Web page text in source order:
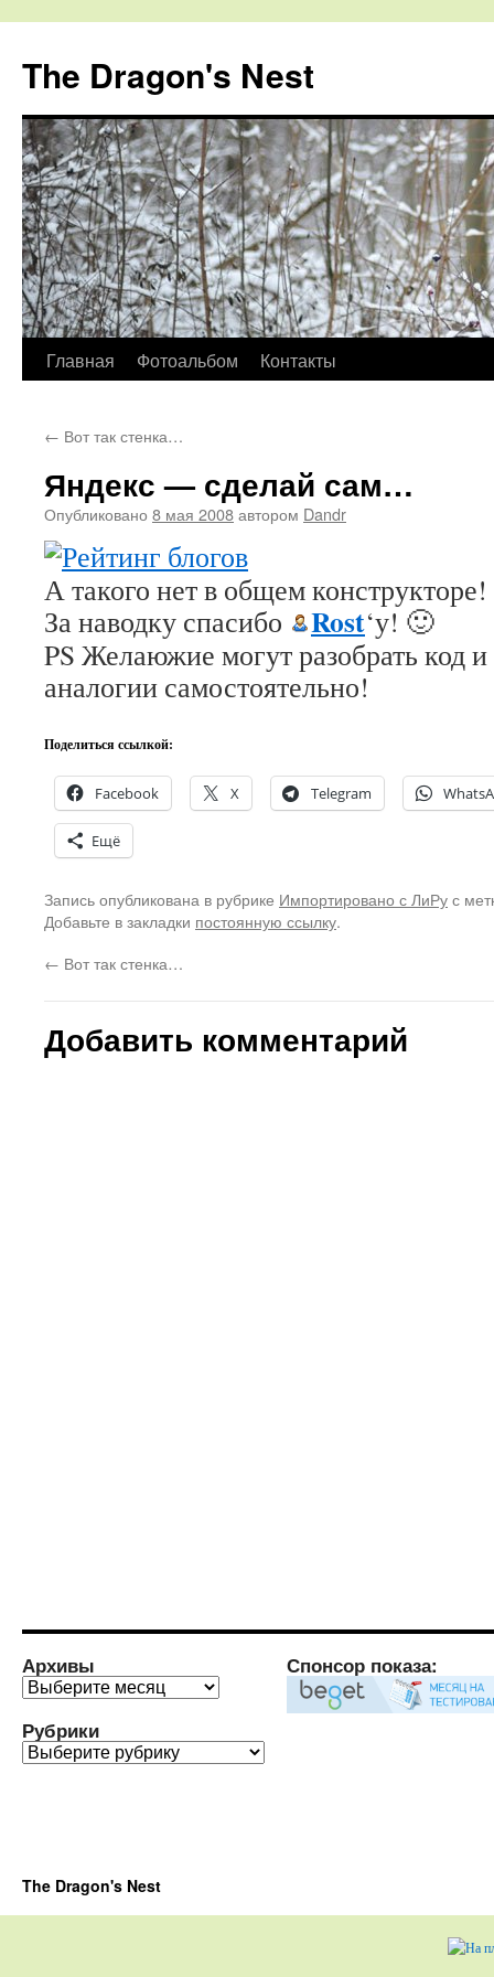
The Dragon's Nest
Перейти
содержимому
Главная Фотоальбом Контакты
← Вот так стенка…
Яндекс — сделай сам…
Опубликовано 8 мая 2008автором Dandr
А такого нет в общем
За наводку спасибо
Rost‘у! 🙂
PS Желаюжие могут разобрать код и
аналогии самостоятельно!
Поделиться ссылкой:
Facebook X Telegram
Ещё
Запись опубликована в рубрике Импортировано с ЛиРус
Добавьте в закладки постоянную ссылку.
← Вот так стенка…
Добавить комментарий
Архивы
Архивы
Рубрики
Рубрики
Спонсор показа:
The Dragon's Nest